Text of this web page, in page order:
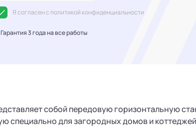
Я согласен с политикой конфиденциальности
3 года на все работы
собой передовую горизонтальную
специально для загородных домов и